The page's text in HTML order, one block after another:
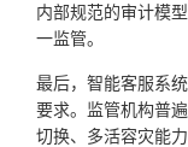
内部规范的审计模
一监管。
最后，智能客服系
要求。监管机构普
切换、多活容灾能